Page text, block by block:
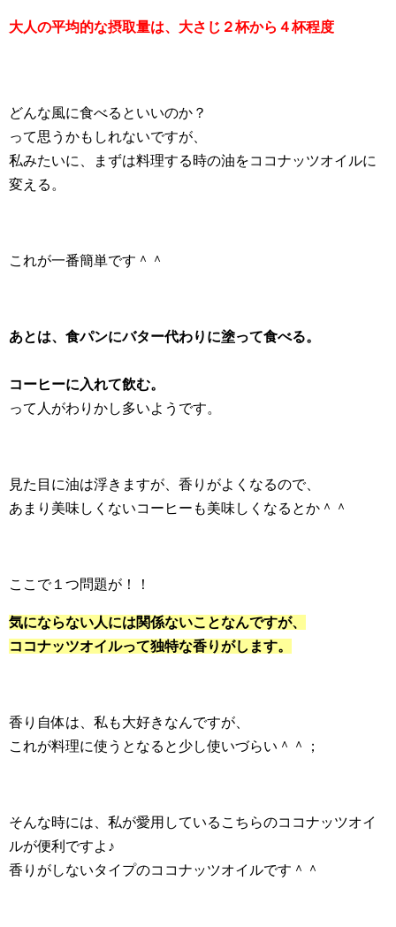
大人の平均的な摂取量は、大さじ２杯から４杯程度
どんな風に食べるといいのか？
って思うかもしれないですが、
私みたいに、まずは料理する時の油をココナッツオイルに
変える。
これが一番簡単です＾＾
あとは、食パンにバター代わりに塗って食べる。
コーヒーに入れて飲む。
って人がわりかし多いようです。
見た目に油は浮きますが、香りがよくなるので、
あまり美味しくないコーヒーも美味しくなるとか＾＾
ここで１つ問題が！！
気にならない人には関係ないことなんですが、
ココナッツオイルって独特な香りがします。
香り自体は、私も大好きなんですが、
これが料理に使うとなると少し使いづらい＾＾；
そんな時には、私が愛用しているこちらのココナッツオイ
ルが便利ですよ♪
香りがしないタイプのココナッツオイルです＾＾